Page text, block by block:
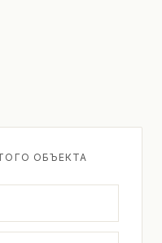
ОБЪЕКТА